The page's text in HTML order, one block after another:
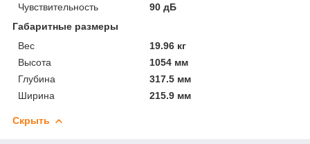
Чувствительность
90 дБ
Габаритные размеры
Вес
19.96 кг
Высота
1054 мм
Глубина
317.5 мм
Ширина
215.9 мм
Скрыть